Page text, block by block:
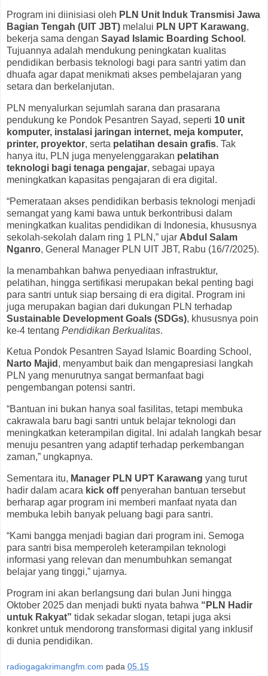
Program ini diinisiasi oleh PLN Unit Induk Transmisi Jawa
Bagian Tengah (UIT JBT) melalui PLN UPT Karawang,
bekerja sama dengan Sayad Islamic Boarding School .
Tujuannya adalah mendukung peningkatan kualitas
pendidikan berbasis teknologi bagi para santri yatim dan
dhuafa agar dapat menikmati akses pembelajaran yang
setara dan berkelanjutan.
PLN menyalurkan sejumlah sarana dan prasarana
pendukung ke Pondok Pesantren Sayad, seperti 10 unit
komputer, instalasi jaringan internet, meja komputer,
printer, proyektor, serta pelatihan desain grafis. Tak
hanya itu, PLN juga menyelenggarakan pelatihan
teknologi bagi tenaga pengajar, sebagai upaya
meningkatkan kapasitas pengajaran di era digital.
“Pemerataan akses pendidikan berbasis teknologi menjadi
semangat yang kami bawa untuk berkontribusi dalam
meningkatkan kualitas pendidikan di Indonesia, khususnya
sekolah-sekolah dalam ring 1 PLN,” ujar Abdul Salam
Nganro, General Manager PLN UIT JBT, Rabu (16/7/2025).
Ia menambahkan bahwa penyediaan infrastruktur,
pelatihan, hingga sertifikasi merupakan bekal penting bagi
para santri untuk siap bersaing di era digital. Program ini
juga merupakan bagian dari dukungan PLN terhadap
Sustainable Development Goals (SDGs), khususnya poin
ke-4 tentang Pendidikan Berkualitas.
Ketua Pondok Pesantren Sayad Islamic Boarding School,
Narto Majid , menyambut baik dan mengapresiasi langkah
PLN yang menurutnya sangat bermanfaat bagi
pengembangan potensi santri.
“Bantuan ini bukan hanya soal fasilitas, tetapi membuka
cakrawala baru bagi santri untuk belajar teknologi dan
meningkatkan keterampilan digital. Ini adalah langkah besar
menuju pesantren yang adaptif terhadap perkembangan
zaman,” ungkapnya.
Sementara itu, Manager PLN UPT Karawang yang turut
hadir dalam acara kick offpenyerahan bantuan tersebut
berharap agar program ini memberi manfaat nyata dan
membuka lebih banyak peluang bagi para santri.
“Kami bangga menjadi bagian dari program ini. Semoga
para santri bisa memperoleh keterampilan teknologi
informasi yang relevan dan menumbuhkan semangat
belajar yang tinggi,” ujarnya.
Program ini akan berlangsung dari bulan Juni hingga
Oktober 2025 dan menjadi bukti nyata bahwa “PLN Hadir
untuk Rakyat” tidak sekadar slogan, tetapi juga aksi
konkret untuk mendorong transformasi digital yang inklusif
di dunia pendidikan.
radiogagakrimangfm.com pada 05.15